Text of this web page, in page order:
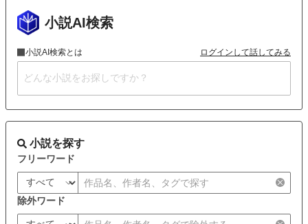
小説AI検索
小説AI検索とは ログインして話してみる
小説を探す
フリーワード
除外ワード